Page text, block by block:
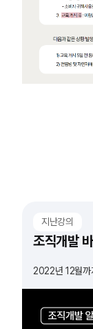
지난강의
조직개발
2022년 12월까